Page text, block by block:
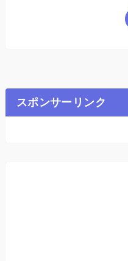
スポンサーリンク